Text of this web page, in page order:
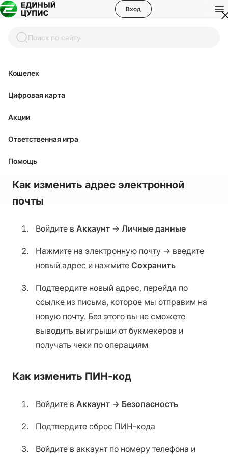
Поиск по сайту
Кошелек
Цифровая карта
Акции
Ответственная игра
Помощь
Вход
Как изменить адрес электронной
почты
Войдите в Аккаунт → Личные данные
Нажмите на электронную почту → введите
новый адрес и нажмите Сохранить
Подтвердите новый адрес, перейдя по
ссылке из письма, которое мы отправим на
новую почту. Без этого вы не сможете
выводить выигрыши от букмекеров и
получать чеки по операциям
Как изменить ПИН-код
Войдите в Аккаунт → Безопасность
Подтвердите сброс ПИН-кода
Войдите в аккаунт по номеру телефона и